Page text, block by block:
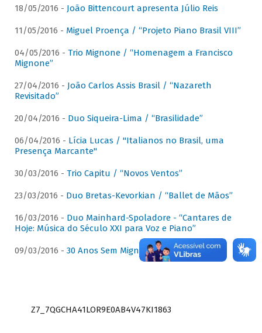
18/05/2016 - João Bittencourt apresenta Júlio Reis
11/05/2016 - Miguel Proença / “Projeto Piano Brasil VIII”
04/05/2016 - Trio Mignone / “Homenagem a Francisco
Mignone”
27/04/2016 - João Carlos Assis Brasil / “Nazareth
Revisitado”
20/04/2016 - Duo Siqueira-Lima / “Brasilidade”
06/04/2016 - Lícia Lucas / "Italianos no Brasil, uma
Presença Marcante"
30/03/2016 - Trio Capitu / “Novos Ventos”
23/03/2016 - Duo Bretas-Kevorkian / “Ballet de Mãos”
16/03/2016 - Duo Mainhard-Spoladore - “Cantares de
Hoje: Música do Século XXI para Voz e Piano”
09/03/2016 - 30 Anos Sem Mignone
Z7_7QGCHA41LOR9E0AB4V47KI1863